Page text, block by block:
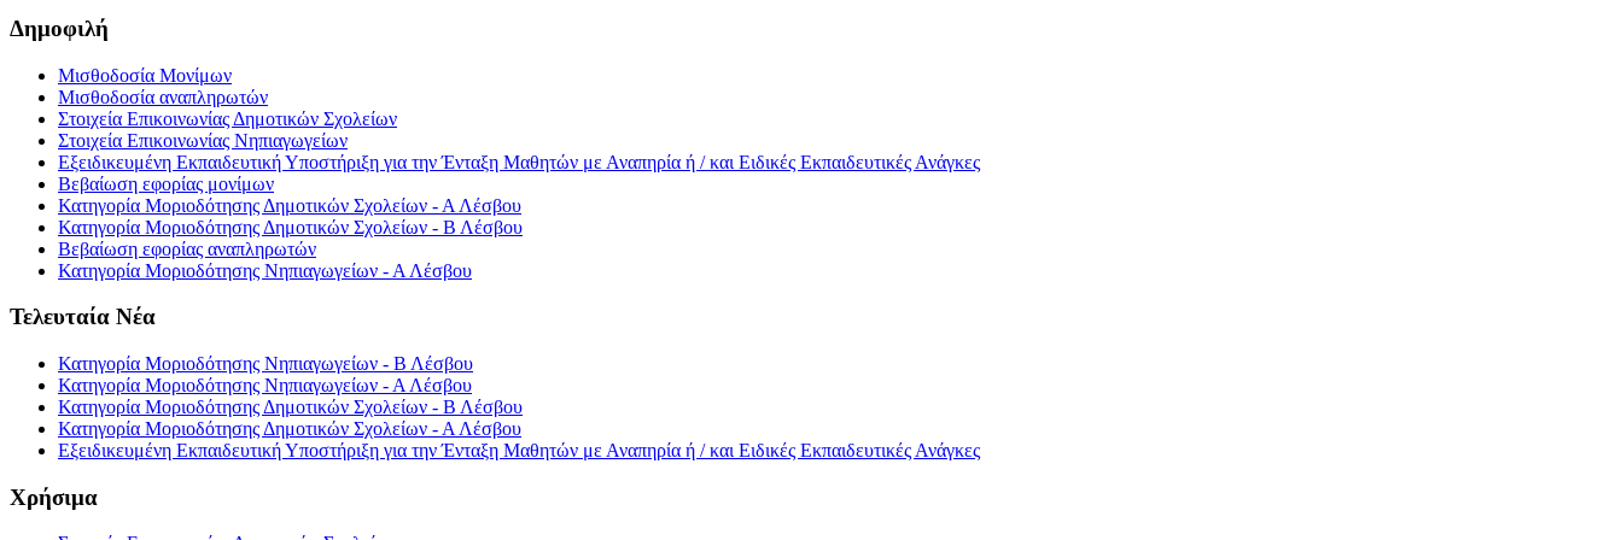
Δημοφιλή
Μισθοδοσία Μονίμων
Μισθοδοσία αναπληρωτών
Στοιχεία Επικοινωνίας Δημοτικών Σχολείων
Στοιχεία Επικοινωνίας Νηπιαγωγείων
Εξειδικευμένη Εκπαιδευτική Υποστήριξη για την Ένταξη Μαθητών με Αναπηρία ή / και Eιδικές Εκπαιδευτικές Ανάγκες
Βεβαίωση εφορίας μονίμων
Κατηγορία Μοριοδότησης Δημοτικών Σχολείων - Α Λέσβου
Κατηγορία Μοριοδότησης Δημοτικών Σχολείων - Β Λέσβου
Βεβαίωση εφορίας αναπληρωτών
Κατηγορία Μοριοδότησης Νηπιαγωγείων - Α Λέσβου
Τελευταία Νέα
Κατηγορία Μοριοδότησης Νηπιαγωγείων - Β Λέσβου
Κατηγορία Μοριοδότησης Νηπιαγωγείων - Α Λέσβου
Κατηγορία Μοριοδότησης Δημοτικών Σχολείων - Β Λέσβου
Κατηγορία Μοριοδότησης Δημοτικών Σχολείων - Α Λέσβου
Εξειδικευμένη Εκπαιδευτική Υποστήριξη για την Ένταξη Μαθητών με Αναπηρία ή / και Eιδικές Εκπαιδευτικές Ανάγκες
Χρήσιμα